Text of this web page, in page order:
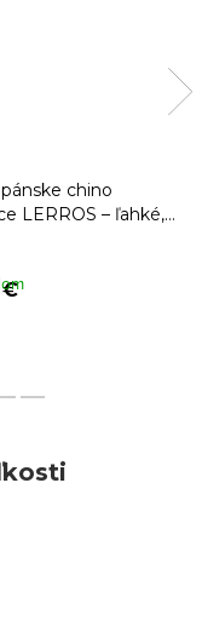
chino
LERROS – ľahké,
€